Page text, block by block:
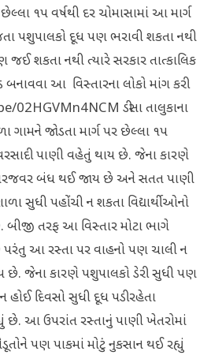
૧૫ વર્ષથી દર ચોમાસામાં આ માર્ગ
પશુપાલકો દૂધ પણ ભરાવી શકતા નથી
શકતા નથી ત્યારે સરકાર તાત્કાલિક
બનાવવા આ વિસ્તારના લોકો માંગ કરી
02HGVMn4NCM ડીસા તાલુકાના
ગામને જોડતા માર્ગ પર છેલ્લા ૧૫
પાણી વહેતું થાય છે. જેના કારણે
બંધ થઈ જાય છે અને સતત પાણી
સુધી પહોંચી ન શકતા વિદ્યાર્થીઓનો
તરફ આ વિસ્તાર મોટા ભાગે
આ રસ્તા પર વાહનો પણ ચાલી ન
જેના કારણે પશુપાલકો ડેરી સુધી પણ
દિવસો સુધી દૂધ પડી રહેતા
છે. આ ઉપરાંત રસ્તાનું પાણી ખેતરોમાં
પણ પાકમાં મોટું નુકસાન થઈ રહ્યું